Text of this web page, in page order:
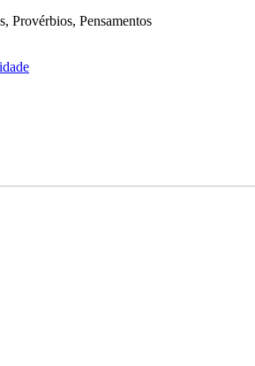
Provérbios, Pensamentos